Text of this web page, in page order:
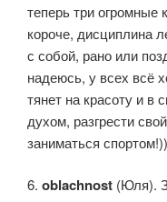
теперь три огромные
короче, дисциплина
с собой, рано или
надеюсь, у всех всё
тянет на красоту и в
духом, разгрести
заниматься спортом!))
6. oblachnost (Юля).